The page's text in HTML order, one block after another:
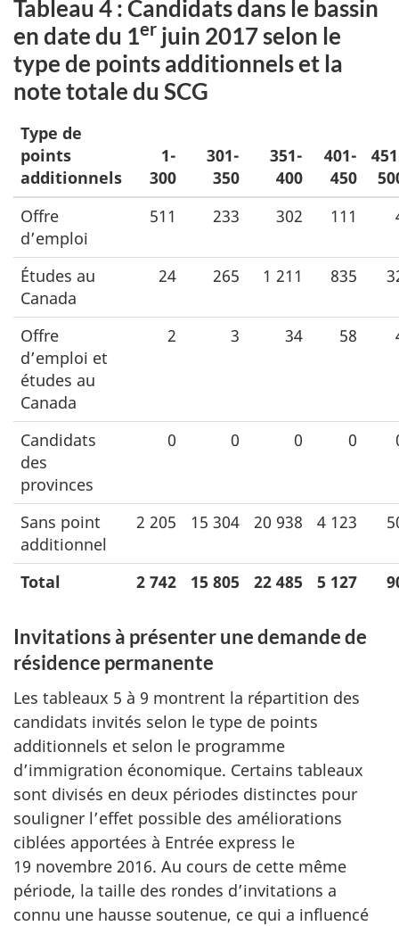
Tableau 4 : Candidats dans le bassin
en date du 1er juin 2017 selon le
type de points additionnels et la
note totale du SCG
Type de
points
additionnels
1-
300
301-
350
351-
400
401-
450
Offre
d’emploi
511 233 302 111
Études au
Canada
24 265 1 211 835
Offre
d’emploi et
études au
Canada
2 3 34 58
Candidats
des
provinces
0 0 0 0
Sans point
additionnel
2 205 15 304 20 938 4 123
Total 2 742 15 805 22 485 5 127
Invitations à présenter une demande de
résidence permanente
Les tableaux 5 à 9 montrent la répartition des
candidats invités selon le type de points
additionnels et selon le programme
d’immigration économique. Certains tableaux
sont divisés en deux périodes distinctes pour
souligner l’effet possible des améliorations
ciblées apportées à Entrée express le
19 novembre 2016. Au cours de cette même
période, la taille des rondes d’invitations a
connu une hausse soutenue, ce qui a influencé